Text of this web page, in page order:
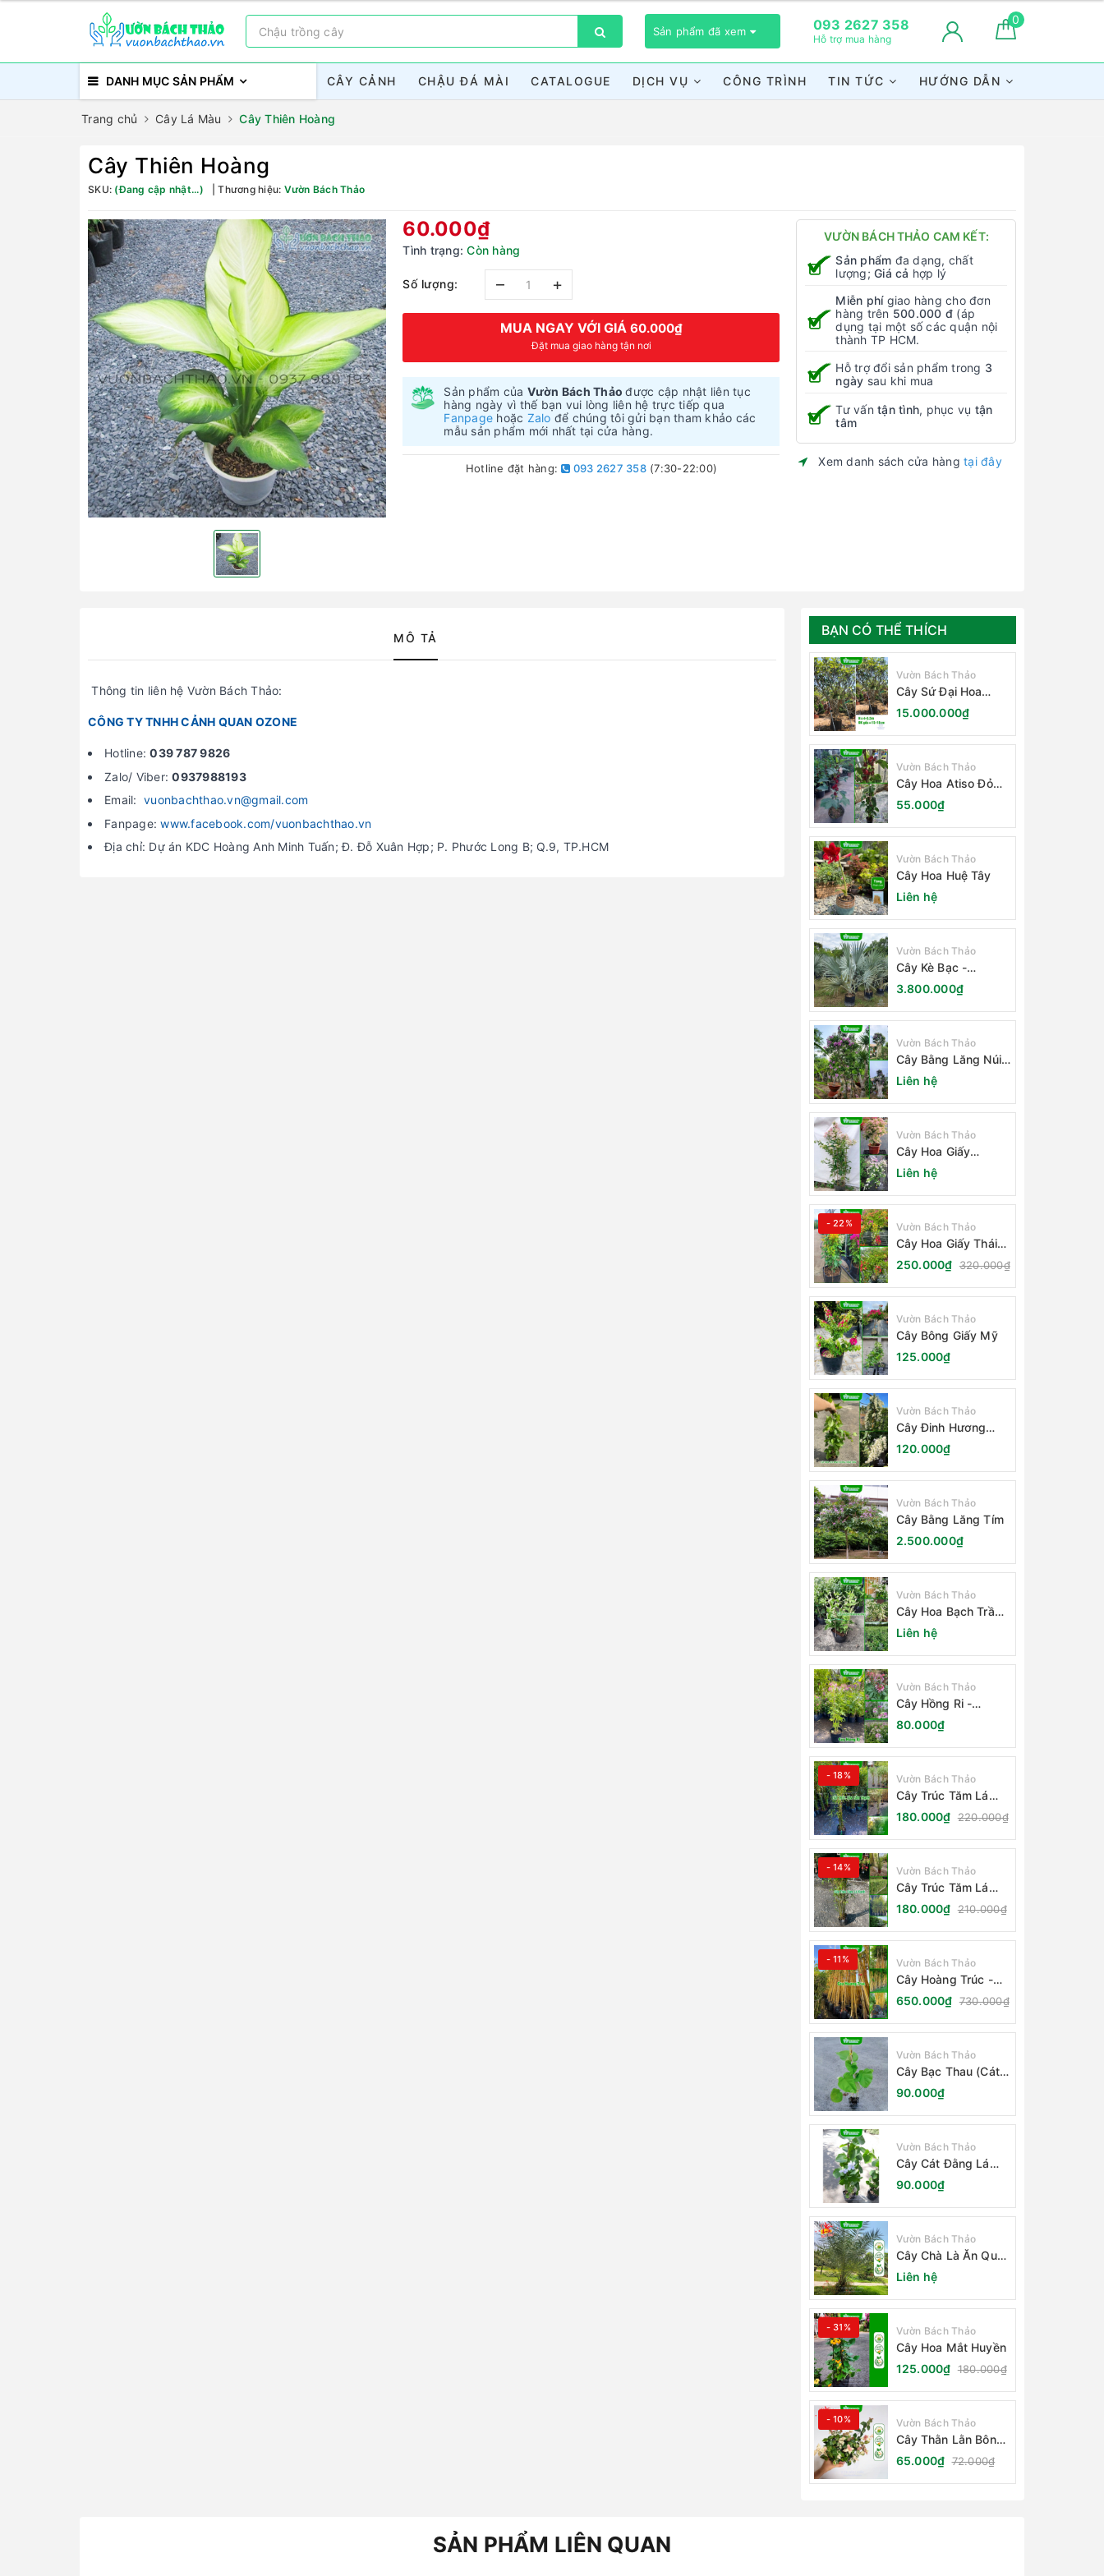
Sản phẩm đã xem 093 2627 358
Hỗ trợ mua hàng
0
DANH MỤC SẢN PHẨM CÂY CẢNH CHẬU ĐÁ MÀI CATALOGUE DỊCH VỤ CÔNG TRÌNH TIN TỨC HƯỚNG DẪN
Trang chủ Cây Lá Màu Cây Thiên Hoàng
Cây Thiên Hoàng
SKU: (Đang cập nhật...) Thương hiệu: Vườn Bách Thảo
60.000₫
Tình trạng: Còn hàng
Số lượng: – +
MUA NGAY VỚI GIÁ 60.000₫
Đặt mua giao hàng tận nơi
Sản phẩm của Vườn Bách Thảođược cập nhật liên tục
hàng ngày vì thế bạn vui lòng liên hệ trực tiếp qua
Fanpage hoặc Zalo để chúng tôi gửi bạn tham khảo các
mẫu sản phẩm mới nhất tại cửa hàng.
Hotline đặt hàng: 093 2627 358(7:30-22:00)
VƯỜN BÁCH THẢO CAM KẾT:
Sản phẩm đa dạng, chất
lượng;Giá cả hợp lý
Miễn phígiao hàng cho đơn
hàng trên 500.000 đ (áp
dụng tại một số các quận nội
thành TP HCM.
Hỗ trợ đổi sản phẩm trong 3
ngày sau khi mua
Tư vấntận tình, phục vụ tận
tâm
Xem danh sách cửa hàngtại đây
MÔ TẢ
Thông tin liên hệ Vườn Bách Thảo:
CÔNG TY TNHH CẢNH QUAN OZONE
Hotline:039 787 9826
Zalo/ Viber:0937988193
Email: vuonbachthao.vn@gmail.com
Fanpage:www.facebook.com/vuonbachthao.vn
Địa chỉ: Dự án KDC Hoàng Anh Minh Tuấn; Đ. Đỗ Xuân Hợp; P. Phước Long B; Q.9, TP.HCM
BẠN CÓ THỂ THÍCH
Vườn Bách Thảo
Cây Sứ Đại Hoa
Trắng
15.000.000₫
Vườn Bách Thảo
Cây Hoa Atiso Đỏ
(Bụt Gấm Hibiscus)
55.000₫
Vườn Bách Thảo
Cây Hoa Huệ Tây
Liên hệ
Vườn Bách Thảo
Cây Kè Bạc -
Smarckia Nobilis
3.800.000₫
Vườn Bách Thảo
Cây Bằng Lăng Núi
(Cây Săng Lẻ)
Liên hệ
Vườn Bách Thảo
Cây Hoa Giấy
Sakura Nhật Bản
Liên hệ
- 22% Vườn Bách Thảo
Cây Hoa Giấy Thái
Lan
250.000₫ 320.000₫
Vườn Bách Thảo
Cây Bông Giấy Mỹ
125.000₫
Vườn Bách Thảo
Cây Đinh Hương
Nhật Bản
120.000₫
Vườn Bách Thảo
Cây Bằng Lăng Tím
2.500.000₫
Vườn Bách Thảo
Cây Hoa Bạch Trầm
Hương
Liên hệ
Vườn Bách Thảo
Cây Hồng Ri -
Cleome Spinosa
80.000₫
- 18% Vườn Bách Thảo
Cây Trúc Tăm Lá
Cẩm Thạch
180.000₫ 220.000₫
- 14% Vườn Bách Thảo
Cây Trúc Tăm Lá
Xanh - Bambusa
Multiplex Fernleaf
180.000₫ 210.000₫
- 11% Vườn Bách Thảo
Cây Hoàng Trúc -
Schizostachyum
Brachycladum Yello
650.000₫ 730.000₫
Vườn Bách Thảo
Cây Bạc Thau (Cát
Đằng Lá Lớn)
90.000₫
Vườn Bách Thảo
Cây Cát Đằng Lá
Nhỏ
90.000₫
Vườn Bách Thảo
Cây Chà Là Ăn Quả
Barhee Trồng Sân
Vườn
Liên hệ
- 31% Vườn Bách Thảo
Cây Hoa Mắt Huyền
125.000₫ 180.000₫
- 10% Vườn Bách Thảo
Cây Thằn Lằn Bông
(Vảy Ốc Cẩm Thạch)
65.000₫ 72.000₫
SẢN PHẨM LIÊN QUAN